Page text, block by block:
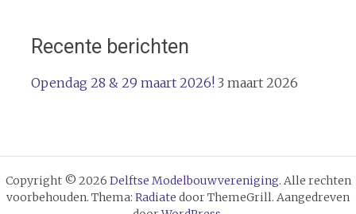
Recente berichten
Opendag 28 & 29 maart 2026! 3 maart 2026
Copyright © 2026 Delftse Modelbouwvereniging. Alle rechten
voorbehouden. Thema: Radiate door ThemeGrill. Aangedreven